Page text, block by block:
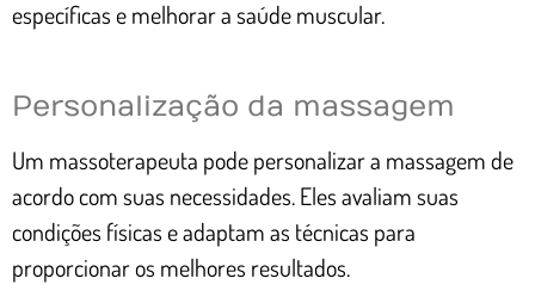
específicas e melhorar a saúde muscular.
Personalização da massagem
Um massoterapeuta pode personalizar a massagem de
acordo com suas necessidades. Eles avaliam suas
condições físicas e adaptam as técnicas para
proporcionar os melhores resultados.